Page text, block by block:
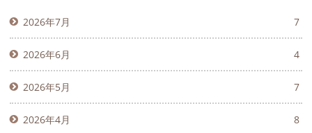
2026年7月 7
2026年6月 4
2026年5月 7
2026年4月 8